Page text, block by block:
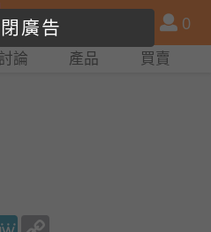
尋
產
品
比
會
員
0
討論 產品 買賣
MeWe
廣告